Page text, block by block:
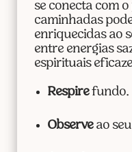
se conecta com o
caminhadas
enriquecidas ao
entre energias
espirituais
Respirefundo.
Observeao